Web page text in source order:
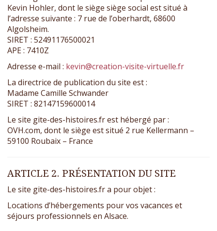
Kevin Hohler, dont le siège siège social est situé à
l’adresse suivante : 7 rue de l’oberhardt, 68600
Algolsheim.
SIRET : 52491176500021
APE : 7410Z
Adresse e-mail : kevin@creation-visite-virtuelle.fr
La directrice de publication du site est :
Madame Camille Schwander
SIRET : 82147159600014
Le site gite-des-histoires.fr est hébergé par :
OVH.com, dont le siège est situé 2 rue Kellermann –
59100 Roubaix – France
ARTICLE 2. PRÉSENTATION DU SITE
Le site gite-des-histoires.fr a pour objet :
Locations d’hébergements pour vos vacances et
séjours professionnels en Alsace.